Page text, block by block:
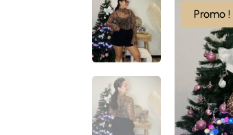
Promo !